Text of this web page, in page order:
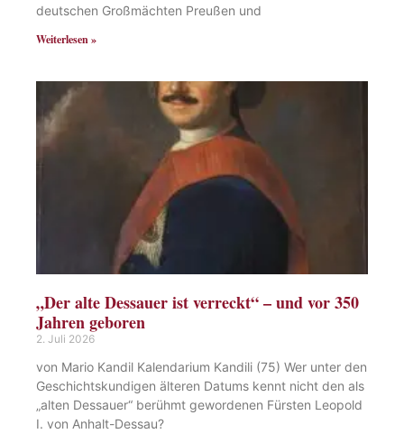
deutschen Großmächten Preußen und
Weiterlesen »
„Der alte Dessauer ist verreckt“ – und vor 350
Jahren geboren
2. Juli 2026
von Mario Kandil Kalendarium Kandili (75) Wer unter den
Geschichtskundigen älteren Datums kennt nicht den als
„alten Dessauer“ berühmt gewordenen Fürsten Leopold
I. von Anhalt-Dessau?